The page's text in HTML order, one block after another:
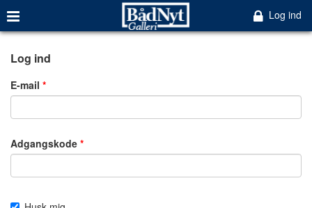
Log ind
Log ind
E-mail
Adgangskode